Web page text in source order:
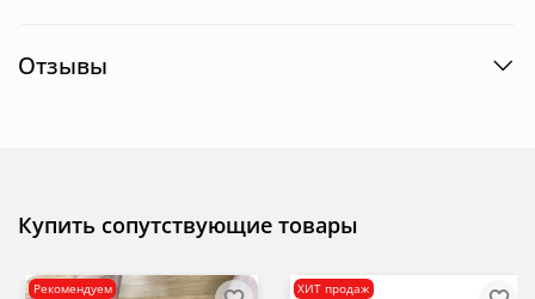
Отзывы
Купить сопутствующие товары
Рекомендуем ХИТ продаж